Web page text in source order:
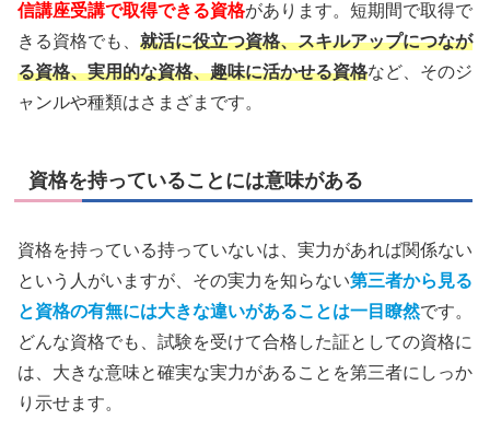
信講座受講で取得できる資格があります。短期間で取得で
きる資格でも、 就活に役立つ資格、スキルアップにつなが
る資格、実用的な資格、趣味に活かせる資格など、そのジ
ャンルや種類はさまざまです。
資格を持っていることには意味がある
資格を持っている持っていないは、実力があれば関係ない
という人がいますが、その実力を知らない第三者から見る
と資格の有無には大きな違いがあることは一目瞭然です。
どんな資格でも、試験を受けて合格した証としての資格に
は、大きな意味と確実な実力があることを第三者にしっか
り示せます。